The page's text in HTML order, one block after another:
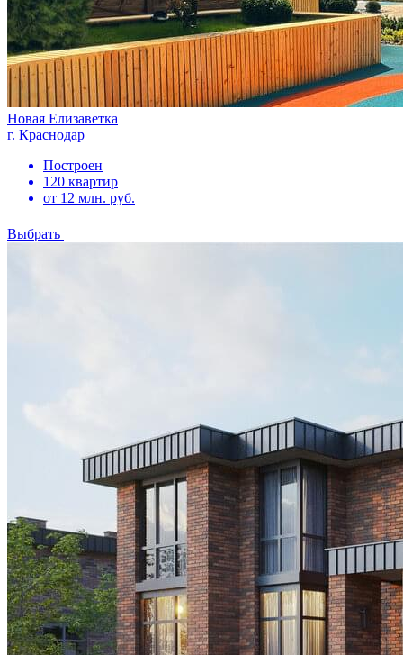
Новая Елизаветка
г. Краснодар
Построен
120 квартир
от 12 млн. руб.
Выбрать